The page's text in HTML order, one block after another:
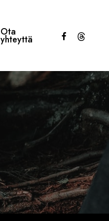
Ota
yhteyttä facebookthreads